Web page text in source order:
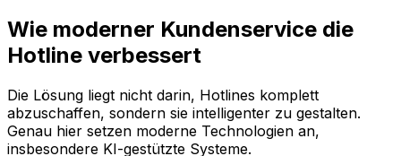
Wie moderner Kundenservice die
Hotline verbessert
Die Lösung liegt nicht darin, Hotlines komplett
abzuschaffen, sondern sie intelligenter zu gestalten.
Genau hier setzen moderne Technologien an,
insbesondere KI-gestützte Systeme.